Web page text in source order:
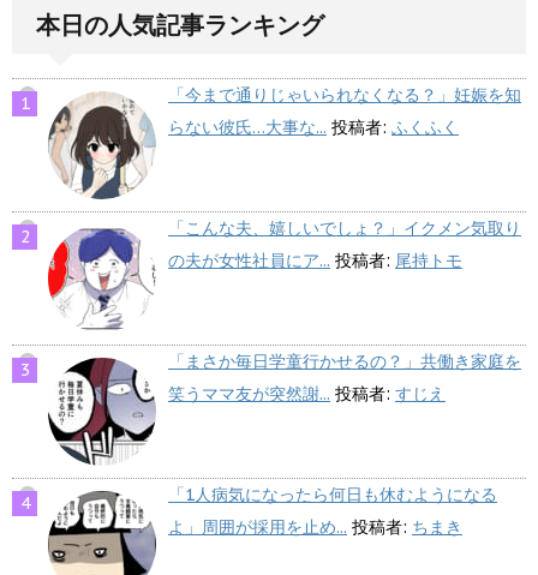
本日の人気記事ランキング
「今まで通りじゃいられなくなる？」妊娠を知
らない彼氏…大事な... 投稿者: ふくふく
「こんな夫、嬉しいでしょ？」イクメン気取り
の夫が女性社員にア... 投稿者: 尾持トモ
「まさか毎日学童行かせるの？」共働き家庭を
笑うママ友が突然謝... 投稿者: すじえ
「1人病気になったら何日も休むようになる
よ」周囲が採用を止め... 投稿者: ちまき